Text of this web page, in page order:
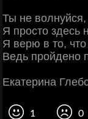
Ты не волнуйся,
Я просто здесь
Я верю в то, что
Ведь пройдено
Екатерина
1 0